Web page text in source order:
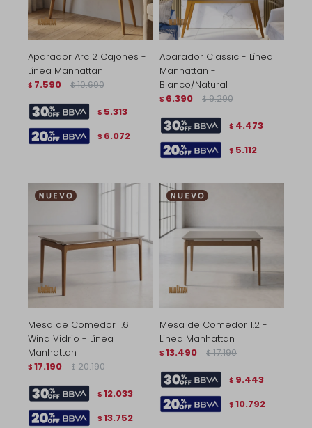
Aparador Arc 2 Cajones -
Línea Manhattan
$ 7.590 $ 10.690
$ 5.313
$ 6.072
Aparador Classic - Línea
Manhattan -
Blanco/Natural
$ 6.390 $ 9.290
$ 4.473
$ 5.112
Mesa de Comedor 1.6
Wind Vidrio - Línea
Manhattan
$ 17.190 $ 20.190
$ 12.033
$ 13.752
Mesa de Comedor 1.2 -
Linea Manhattan
$ 13.490 $ 17.190
$ 9.443
$ 10.792